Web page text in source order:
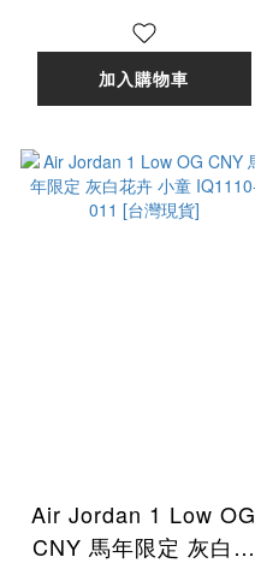
貨]
加入購物車
Air Jordan 1 Low OG
CNY 馬年限定 灰白花